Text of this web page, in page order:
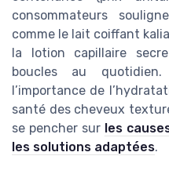
consommateurs
comme le lait coiffant
la lotion capillaire
boucles au
l’importance de
santé des cheveux
se pencher sur les
les solutions adaptées.